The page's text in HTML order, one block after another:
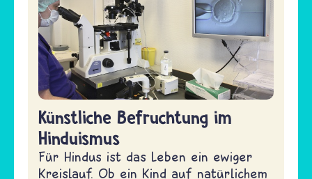
Künstliche Befruchtung im
Hinduismus
Für Hindus ist das Leben ein ewiger
Kreislauf. Ob ein Kind auf natürlichem